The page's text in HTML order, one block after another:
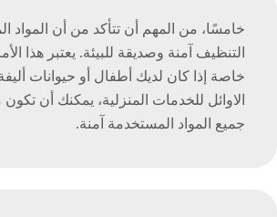
خامسًا، من المهم أن تتأكد من أن المواد
التنظيف آمنة وصديقة للبيئة. يعتبر هذا
خاصة إذا كان لديك أطفال أو حيوانات
الاوائل للخدمات المنزلية، يمكنك أن
جميع المواد المستخدمة آمنة.